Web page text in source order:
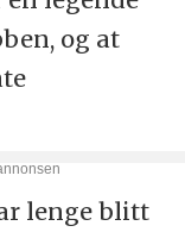
og at
lenge blitt